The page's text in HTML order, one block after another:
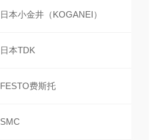
日本小金井（KOGANEI）
日本TDK
FESTO费斯托
SMC